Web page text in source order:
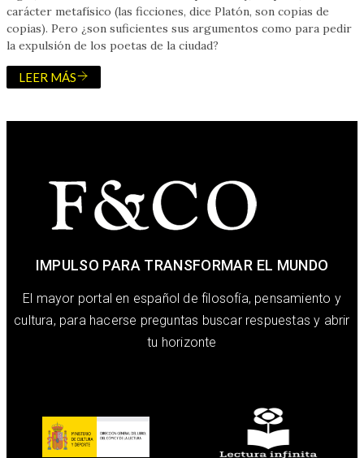
carácter metafísico (las ficciones, dice Platón, son copias de
copias). Pero ¿son suficientes sus argumentos como para pedir
la expulsión de los poetas de la ciudad?
LEER MÁS
IMPULSO PARA TRANSFORMAR EL MUNDO
El mayor portal en español de filosofía, pensamiento y
cultura, para hacerse preguntas buscar respuestas y abrir
tu horizonte